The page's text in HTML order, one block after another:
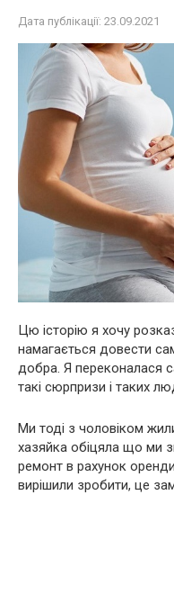
Дата публікації: 23.09.2021
Цю історію я хочу
намагається довести
добра. Я переконалася
такі сюрпризи і таких
Ми тоді з чоловіком
хазяйка обіцяла що ми
ремонт в рахунок
вирішили зробити, це